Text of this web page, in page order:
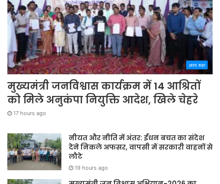
अपना शहर
मुख्यमंत्री जनविश्वास कार्यक्रम में 14 आश्रितों
को मिले अनुकंपा नियुक्ति आदेश, खिले चेहरे
17 hours ago
नीयत और नीति में अंतर: ईंधन बचत का संदेश
देने निकले अफसर, वापसी में सरकारी वाहनों से
लौटे
19 hours ago